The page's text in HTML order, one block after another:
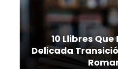
10 Llibres
Delicada